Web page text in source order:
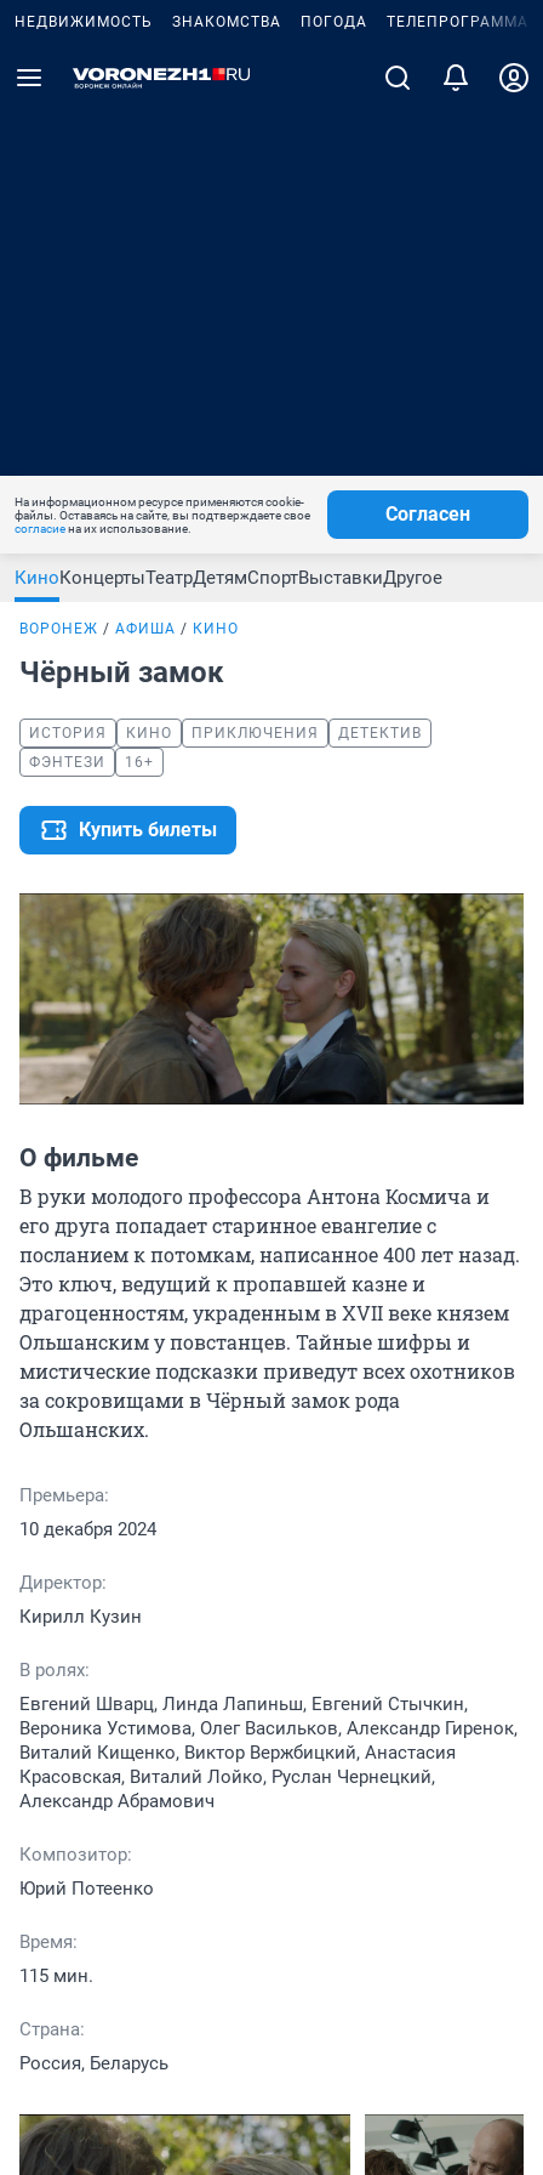
НЕДВИЖИМОСТЬ ЗНАКОМСТВА ПОГОДА ТЕЛЕПРОГРАММА
На информационном ресурсе применяются cookie-
файлы. Оставаясь на сайте, вы подтверждаете свое
согласиена их использование.
Согласен
КиноКонцертыТеатрДетямСпортВыставкиДругое
ВОРОНЕЖ АФИША КИНО
Чёрный замок
ИСТОРИЯ КИНО ПРИКЛЮЧЕНИЯ
ДЕТЕКТИВ
ФЭНТЕЗИ
16+
Купить билеты
О фильме
В руки молодого профессора Антона Космича и
его друга попадает старинное евангелие с
посланием к потомкам, написанное 400 лет назад.
Это ключ, ведущий к пропавшей казне и
драгоценностям, украденным в XVII веке князем
Ольшанским у повстанцев. Тайные шифры и
мистические подсказки приведут всех охотников
за сокровищами в Чёрный замок рода
Ольшанских.
Премьера:
10 декабря 2024
Директор:
Кирилл Кузин
В ролях:
Евгений Шварц, Линда Лапиньш, Евгений Стычкин,
Вероника Устимова, Олег Васильков, Александр Гиренок,
Виталий Кищенко, Виктор Вержбицкий, Анастасия
Красовская, Виталий Лойко, Руслан Чернецкий,
Александр Абрамович
Композитор:
Юрий Потеенко
Время:
115 мин.
Страна:
Россия, Беларусь